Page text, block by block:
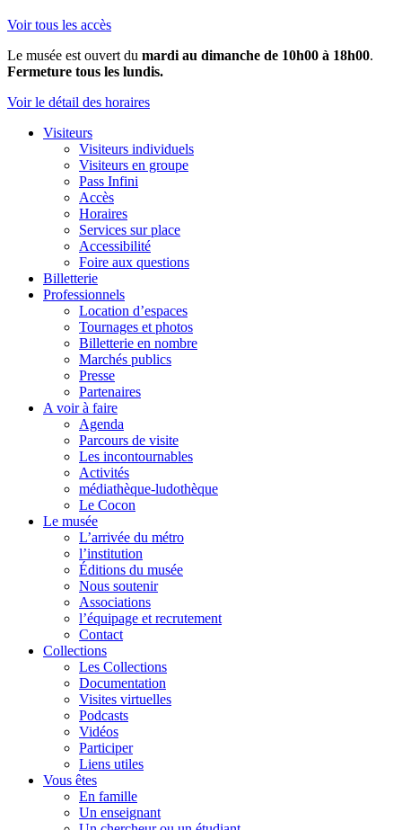
Voir tous les accès
Le musée est ouvert du mardi au dimanche de 10h00 à 18h00.
Fermeture tous les lundis.
Voir le détail des horaires
Visiteurs
Visiteurs individuels
Visiteurs en groupe
Pass Infini
Accès
Horaires
Services sur place
Accessibilité
Foire aux questions
Billetterie
Professionnels
Location d’espaces
Tournages et photos
Billetterie en nombre
Marchés publics
Presse
Partenaires
A voir à faire
Agenda
Parcours de visite
Les incontournables
Activités
médiathèque-ludothèque
Le Cocon
Le musée
L’arrivée du métro
l’institution
Éditions du musée
Nous soutenir
Associations
l’équipage et recrutement
Contact
Collections
Les Collections
Documentation
Visites virtuelles
Podcasts
Vidéos
Participer
Liens utiles
Vous êtes
En famille
Un enseignant